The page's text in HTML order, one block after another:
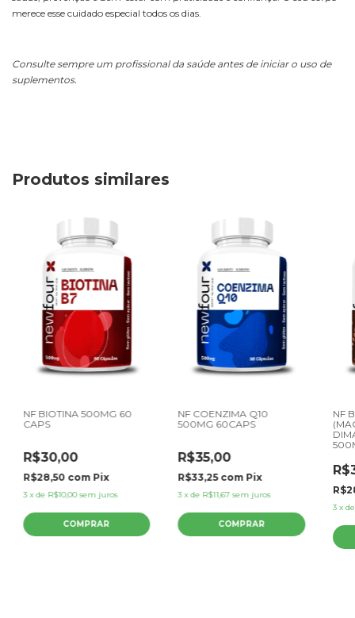
merece esse cuidado especial todos os dias.
Consulte sempre um profissional da saúde antes de iniciar o uso de
suplementos.
Produtos similares
NF BIOTINA 500MG 60
CAPS
R$30,00
R$28,50 com Pix
3 xde R$10,00 sem juros
NF COENZIMA Q10
500MG 60CAPS
R$35,00
R$33,25 com Pix
3 xde R$11,67 sem juros
NF
3 x